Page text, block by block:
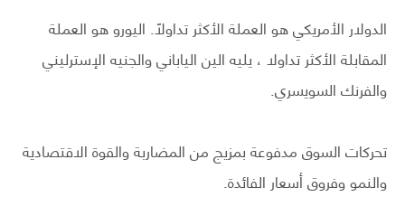
الدولار الأمريكي هو العملة الأكثر تداولاً. اليورو هو العملة
المقابلة الأكثر تداولا ، يليه الين الياباني والجنيه الإسترليني
والفرنك السويسري.
تحركات السوق مدفوعة بمزيج من المضاربة والقوة الاقتصادية
والنمو وفروق أسعار الفائدة.